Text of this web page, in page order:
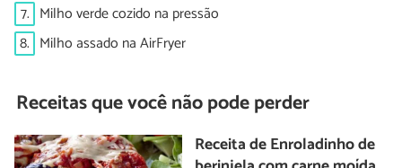
7. Milho verde cozido na pressão
8. Milho assado na AirFryer
Receitas que você não pode perder
Receita de Enroladinho de